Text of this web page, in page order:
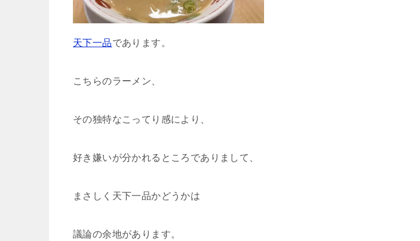
天下一品であります。
こちらのラーメン、
その独特なこってり感により、
好き嫌いが分かれるところでありまして、
まさしく天下一品かどうかは
議論の余地があります。